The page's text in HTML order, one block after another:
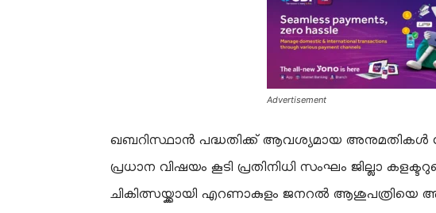
Advertisement
​ഖബറിസ്ഥാൻ പദ്ധതിക്ക് ആവശ്യമായ അനുമതികൾ
പ്രധാന വിഷയം കൂടി പ്രതിനിധി സംഘം ജില്ലാ
ചികിത്സയ്ക്കായി എറണാകുളം ജനറൽ ആശുപത്രിയെ